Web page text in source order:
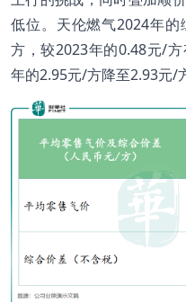
低位。天伦燃气2024年
方，较2023年的0.48元/
年的2.95元/方降至2.93元/